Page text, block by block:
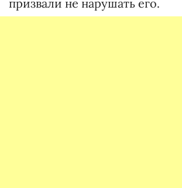
призвали не нарушать его.